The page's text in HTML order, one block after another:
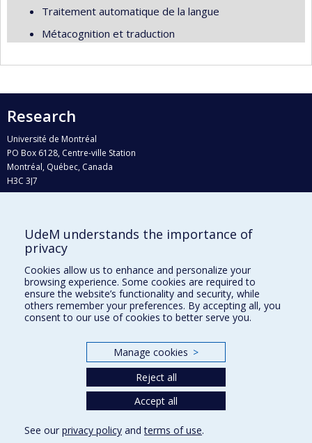
Traitement automatique de la langue
Métacognition et traduction
Research
Université de Montréal
PO Box 6128, Centre-ville Station
Montréal, Québec, Canada
H3C 3J7
Who does what?
Find us
Site map
Accessibility
UdeM understands the importance of
privacy
Cookies allow us to enhance and personalize your
browsing experience. Some cookies are required to
ensure the website’s functionality and security, while
others remember your preferences. By accepting all, you
consent to our use of cookies to better serve you.
Manage cookies >
Reject all
Accept all
See our privacy policy andterms of use.